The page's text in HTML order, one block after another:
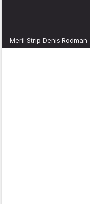
Meril Strip Denis Rodman